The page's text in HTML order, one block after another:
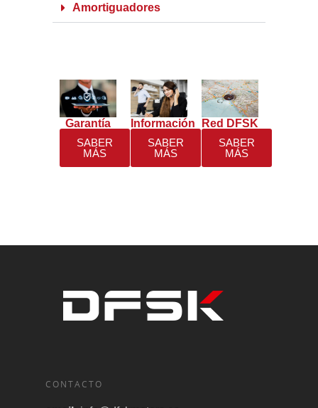
Amortiguadores
Garantía
SABER
MÁS
Información
SABER
MÁS
Red DFSK
SABER
MÁS
CONTACTO